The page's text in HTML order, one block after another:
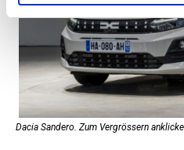
Dacia Sandero. Zum Vergrössern